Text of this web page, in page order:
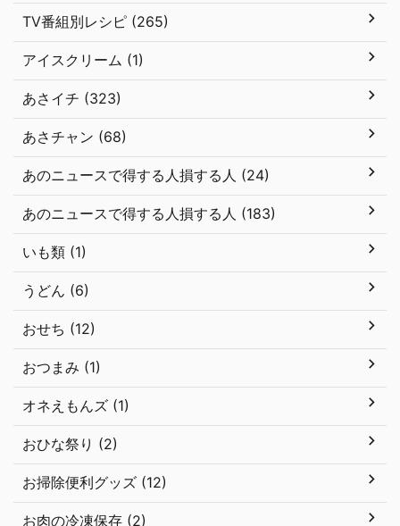
TV番組別レシピ (265)
アイスクリーム (1)
あさイチ (323)
あさチャン (68)
あのニュースで得する人損する人 (24)
あのニュースで得する人損する人 (183)
いも類 (1)
うどん (6)
おせち (12)
おつまみ (1)
オネえもんズ (1)
おひな祭り (2)
お掃除便利グッズ (12)
お肉の冷凍保存 (2)